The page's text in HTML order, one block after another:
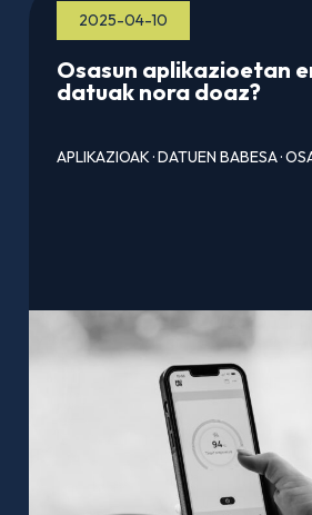
2025-04-10
Osasun aplikazioetan
datuak nora doaz?
APLIKAZIOAK·DATUEN BABESA·